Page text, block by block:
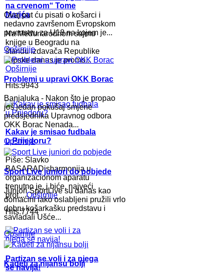
na crvenom“ Tome
Marića
Na Međunarodnom sajmu
knjige u Beogradu na
štandu izdavača Republike
Srpske danas je promo...
Opširnije
Hits:9943
Kakav je smisao fudbala
u Prijedoru?
Piše: Slavko
BASARADisharmonija u
organizacionom aparatu
trenutno je, i biće, najveći
prot...Opširnije
Hits:7744
Partizan se voli i za njega
se navija!
Ovaj put ću pisati o košarci i
nedavno završenom Evropskom
prvenstvu za U18 na kojem je...
Opširnije
Problemi u upravi OKK Borac
Banjaluka - Nakon što je propao
još jedan pokušaj smjene
predsjednika Upravnog odbora
OKK Borac Nenada...
Opširnije
Sport Live juniori do pobjede
Juniori SportLive su danas kao
domaćini iako oslabljeni pružili vrlo
dobru košarkašku predstavu i
savladali Ušće...
Opširnije
Kadeti za nijansu bolji